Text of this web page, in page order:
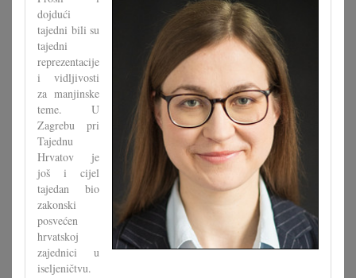
dojdući
tajedni bili su
tajedni
reprezentacije
i vidljivosti
za manjinske
teme. U
Zagrebu pri
Tajednu
Hrvatov je
još i cijel
tajedan bio
zakonski
posvećen
hrvatskoj
zajednici u
iseljeničtvu.